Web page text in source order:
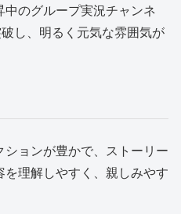
のグループ実況チャンネ
し、明るく元気な雰囲気が
ョンが豊かで、ストーリー
理解しやすく、親しみやす